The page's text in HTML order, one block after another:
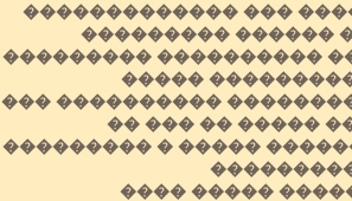
������������� ���
��������� ������
��������� ����������
�����
��� ����������
�� ��� �� �����
��������� � �����
���� �����